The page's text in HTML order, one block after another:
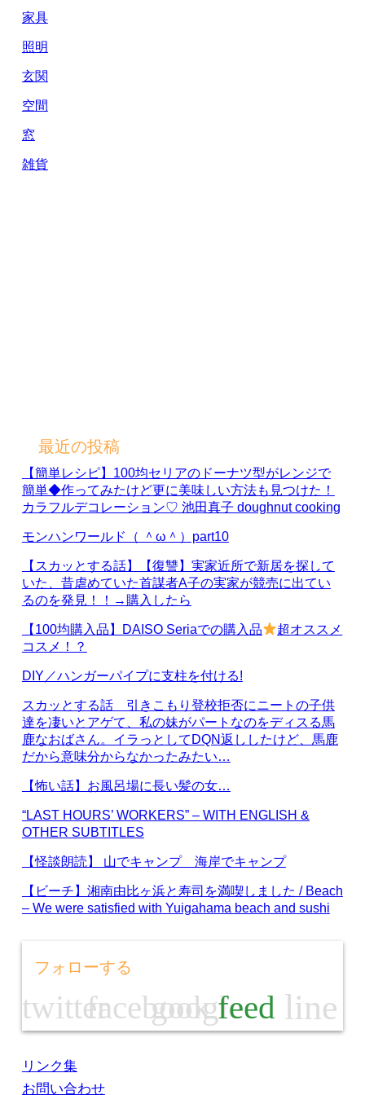
家具
照明
玄関
空間
窓
雑貨
最近の投稿
【簡単レシピ】100均セリアのドーナツ型がレンジで
簡単◆作ってみたけど更に美味しい方法も見つけた！
カラフルデコレーション♡ 池田真子 doughnut cooking
モンハンワールド（ ＾ω＾）part10
【スカッとする話】【復讐】実家近所で新居を探して
いた、昔虐めていた首謀者A子の実家が競売に出てい
るのを発見！！→購入したら
【100均購入品】DAISO Seriaでの購入品
超オススメ
コスメ！？
DIY／ハンガーパイプに支柱を付ける!
スカッとする話 引きこもり登校拒否にニートの子供
達を凄いとアゲて、私の妹がパートなのをディスる馬
鹿なおばさん。イラっとしてDQN返ししたけど、馬鹿
だから意味分からなかったみたい…
【怖い話】お風呂場に長い髪の女…
“LAST HOURS’ WORKERS” – WITH ENGLISH &
OTHER SUBTITLES
【怪談朗読】 山でキャンプ 海岸でキャンプ
【ビーチ】湘南由比ヶ浜と寿司を満喫しました / Beach
– We were satisfied with Yuigahama beach and sushi
フォローする
twitterfacebook
googlefeed line
リンク集
お問い合わせ